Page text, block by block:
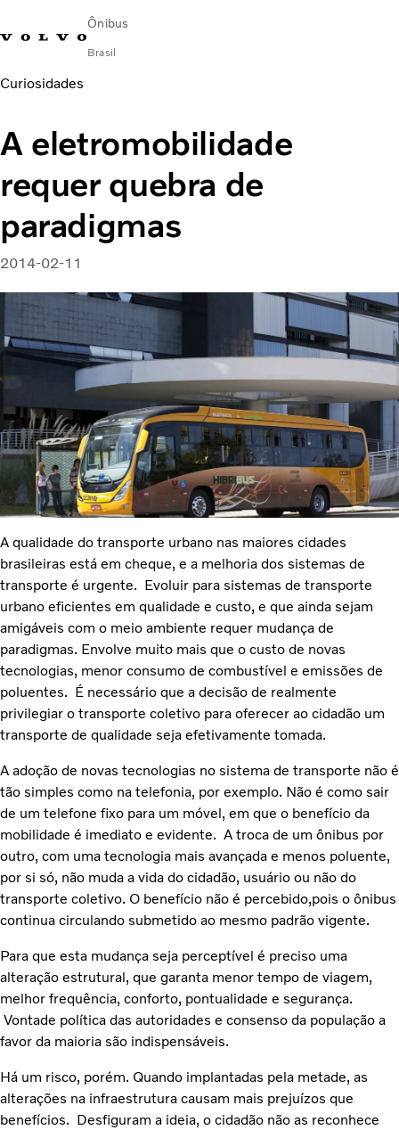
Ônibus
Brasil
Change MarketEncontrar concessionária
Urbano
Serviços
Sobre Nós
Blog Mobilidade Volvo
Fale com a Volvo
Curiosidades
A eletromobilidade
requer quebra de
paradigmas
2014-02-11
A qualidade do transporte urbano nas maiores cidades
brasileiras está em cheque, e a melhoria dos sistemas de
transporte é urgente. Evoluir para sistemas de transporte
urbano eficientes em qualidade e custo, e que ainda sejam
amigáveis com o meio ambiente requer mudança de
paradigmas. Envolve muito mais que o custo de novas
tecnologias, menor consumo de combustível e emissões de
poluentes. É necessário que a decisão de realmente
privilegiar o transporte coletivo para oferecer ao cidadão um
transporte de qualidade seja efetivamente tomada.
A adoção de novas tecnologias no sistema de transporte não é
tão simples como na telefonia, por exemplo. Não é como sair
de um telefone fixo para um móvel, em que o benefício da
mobilidade é imediato e evidente. A troca de um ônibus por
outro, com uma tecnologia mais avançada e menos poluente,
por si só, não muda a vida do cidadão, usuário ou não do
transporte coletivo. O benefício não é percebido,pois o ônibus
continua circulando submetido ao mesmo padrão vigente.
Para que esta mudança seja perceptível é preciso uma
alteração estrutural, que garanta menor tempo de viagem,
melhor frequência, conforto, pontualidade e segurança.
Vontade política das autoridades e consenso da população a
favor da maioria são indispensáveis.
Há um risco, porém. Quando implantadas pela metade, as
alterações na infraestrutura causam mais prejuízos que
benefícios. Desfiguram a ideia, o cidadão não as reconhece